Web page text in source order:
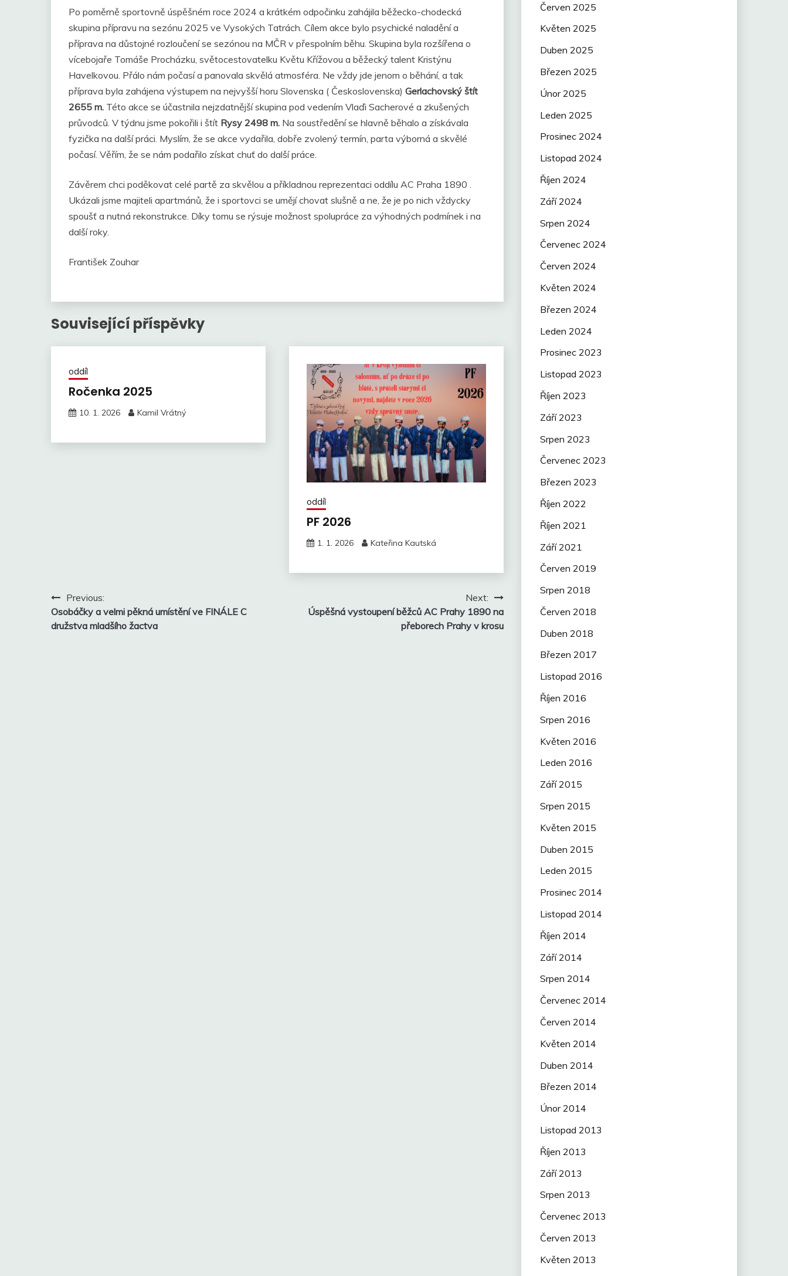
Po poměrně sportovně úspěšném roce 2024 a krátkém odpočinku zahájila běžecko-chodecká
skupina přípravu na sezónu 2025 ve Vysokých Tatrách. Cílem akce bylo psychické naladění a
příprava na důstojné rozloučení se sezónou na MČR v přespolním běhu. Skupina byla rozšířena o
vícebojaře Tomáše Procházku, světocestovatelku Květu Křížovou a běžecký talent Kristýnu
Havelkovou. Přálo nám počasí a panovala skvělá atmosféra. Ne vždy jde jenom o běhání, a tak
příprava byla zahájena výstupem na nejvyšší horu Slovenska ( Československa) Gerlachovský štít
2655 m. Této akce se účastnila nejzdatnější skupina pod vedením Vlaďi Sacherové a zkušených
průvodců. V týdnu jsme pokořili i štít Rysy 2498 m. Na soustředění se hlavně běhalo a získávala
fyzička na další práci. Myslím, že se akce vydařila, dobře zvolený termín, parta výborná a skvělé
počasí. Věřím, že se nám podařilo získat chuť do další práce.
Závěrem chci poděkovat celé partě za skvělou a příkladnou reprezentaci oddílu AC Praha 1890 .
Ukázali jsme majiteli apartmánů, že i sportovci se umějí chovat slušně a ne, že je po nich vždycky
spoušť a nutná rekonstrukce. Díky tomu se rýsuje možnost spolupráce za výhodných podmínek i na
další roky.
František Zouhar
Související příspěvky
oddíl
Ročenka 2025
10. 1. 2026 Kamil Vrátný
oddíl
PF 2026
1. 1. 2026 Kateřina Kautská
Navigace
pro
Previous:
Osobáčky a velmi pěkná umístění ve FINÁLE C
družstva mladšího žactva
Next:
Úspěšná vystoupení běžců AC Prahy 1890 na
přeborech Prahy v krosu
Červen 2025
Květen 2025
Duben 2025
Březen 2025
Únor 2025
Leden 2025
Prosinec 2024
Listopad 2024
Říjen 2024
Září 2024
Srpen 2024
Červenec 2024
Červen 2024
Květen 2024
Březen 2024
Leden 2024
Prosinec 2023
Listopad 2023
Říjen 2023
Září 2023
Srpen 2023
Červenec 2023
Březen 2023
Říjen 2022
Říjen 2021
Září 2021
Červen 2019
Srpen 2018
Červen 2018
Duben 2018
Březen 2017
Listopad 2016
Říjen 2016
Srpen 2016
Květen 2016
Leden 2016
Září 2015
Srpen 2015
Květen 2015
Duben 2015
Leden 2015
Prosinec 2014
Listopad 2014
Říjen 2014
Září 2014
Srpen 2014
Červenec 2014
Červen 2014
Květen 2014
Duben 2014
Březen 2014
Únor 2014
Listopad 2013
Říjen 2013
Září 2013
Srpen 2013
Červenec 2013
Červen 2013
Květen 2013